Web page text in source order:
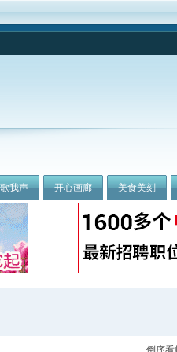
我声 开心画廊 美食美刻
倒序看